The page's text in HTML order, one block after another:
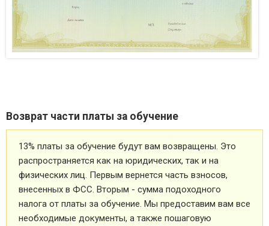
Возврат части платы за обучение
13% платы за обучение будут вам возвращены. Это
распространяется как на юридических, так и на
физических лиц. Первым вернется часть взносов,
внесенных в ФСС. Вторым - сумма подоходного
налога от платы за обучение. Мы предоставим вам все
необходимые документы, а также пошаговую